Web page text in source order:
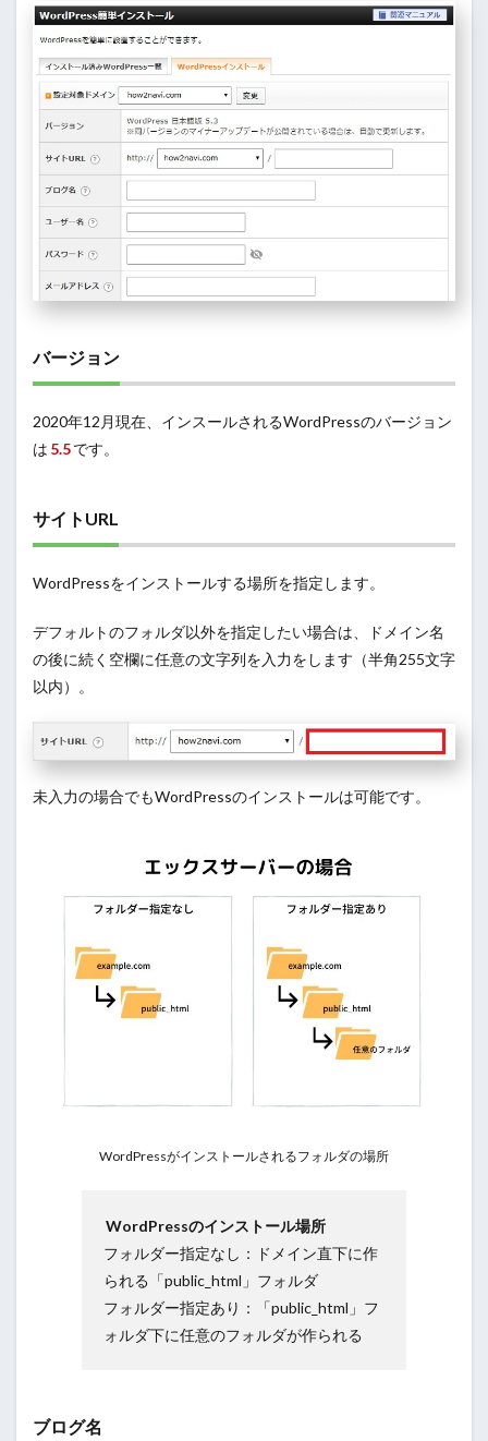
バージョン
2020年12月現在、インスールされるWordPressのバージョン
は 5.5です。
サイトURL
WordPressをインストールする場所を指定します。
デフォルトのフォルダ以外を指定したい場合は、ドメイン名
の後に続く空欄に任意の文字列を入力をします（半角255文字
以内）。
未入力の場合でもWordPressのインストールは可能です。
WordPressがインストールされるフォルダの場所
WordPressのインストール場所
フォルダー指定なし：ドメイン直下に作
られる「public_html」フォルダ
フォルダー指定あり：「public_html」フ
ォルダ下に任意のフォルダが作られる
ブログ名